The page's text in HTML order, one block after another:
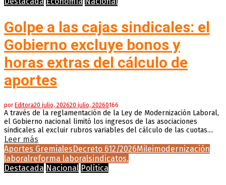
Golpe a las cajas sindicales: el
Gobierno excluye bonos y
horas extras del cálculo de
aportes
por Editora20 julio, 202620 julio, 20260166
A través de la reglamentación de la Ley de Modernización Laboral,
el Gobierno nacional limitó los ingresos de las asociaciones
sindicales al excluir rubros variables del cálculo de las cuotas....
Leer más
Aportes Gremiales Decreto 612/2026Mileimodernización
laboralreforma laboralsindicatos.
Destacada Nacional Política